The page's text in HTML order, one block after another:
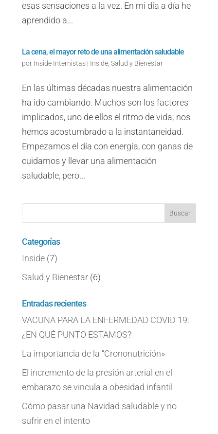
esas sensaciones a la vez. En mi día a día he
aprendido a...
La cena, el mayor reto de una alimentación saludable
por Inside Internistas| Inside, Salud y Bienestar
En las últimas décadas nuestra alimentación
ha ido cambiando. Muchos son los factores
implicados, uno de ellos el ritmo de vida; nos
hemos acostumbrado a la instantaneidad.
Empezamos el día con energía, con ganas de
cuidarnos y llevar una alimentación
saludable, pero...
Categorías
Inside(7)
Salud y Bienestar(6)
Entradas recientes
VACUNA PARA LA ENFERMEDAD COVID 19:
¿EN QUÉ PUNTO ESTAMOS?
La importancia de la “Crononutrición»
El incremento de la presión arterial en el
embarazo se vincula a obesidad infantil
Cómo pasar una Navidad saludable y no
sufrir en el intento